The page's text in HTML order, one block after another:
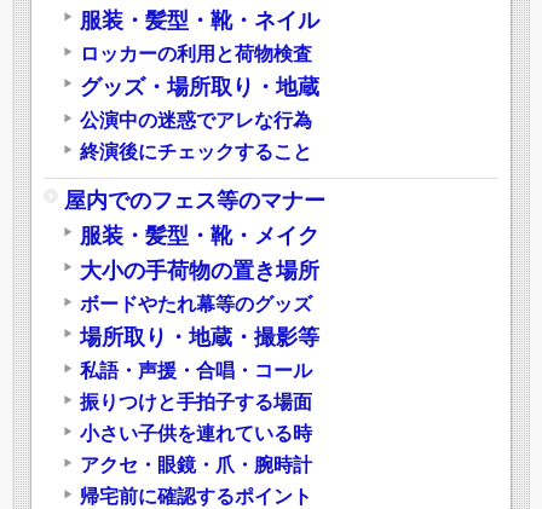
服装・髪型・靴・ネイル
ロッカーの利用と荷物検査
グッズ・場所取り・地蔵
公演中の迷惑でアレな行為
終演後にチェックすること
屋内でのフェス等のマナー
服装・髪型・靴・メイク
大小の手荷物の置き場所
ボードやたれ幕等のグッズ
場所取り・地蔵・撮影等
私語・声援・合唱・コール
振りつけと手拍子する場面
小さい子供を連れている時
アクセ・眼鏡・爪・腕時計
帰宅前に確認するポイント